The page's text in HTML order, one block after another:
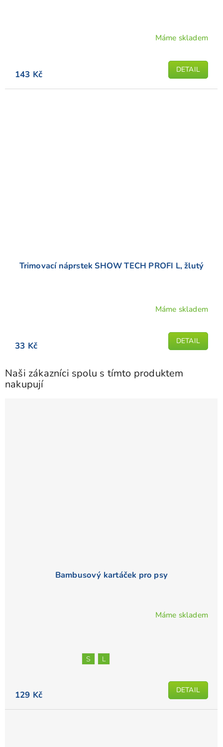
Máme skladem
143 Kč DETAIL
Trimovací náprstek SHOW TECH PROFI L, žlutý
Máme skladem
33 Kč DETAIL
Naši zákazníci spolu s tímto produktem
nakupují
Bambusový kartáček pro psy
Máme skladem
129 Kč DETAIL
S L